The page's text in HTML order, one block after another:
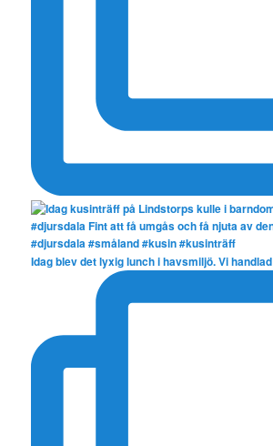
Idag blev det lyxig lunch i havsmiljö. Vi handlad